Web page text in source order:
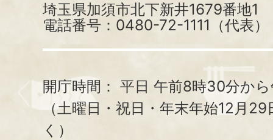
埼玉県加須市北下新井1679番地1
電話番号：0480-72-1111（代表）
開庁時間： 平日 午前8時30分か
（土曜日・祝日・年末年始12月
く）